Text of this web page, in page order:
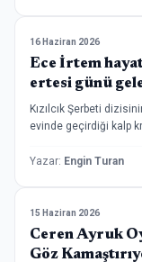
16 Haziran 2026
Ece İrtem
ertesi günü
Kızılcık Şerbeti
evinde geçirdiği kalp
Yazar: Engin Turan
15 Haziran 2026
Ceren Ayruk
Göz